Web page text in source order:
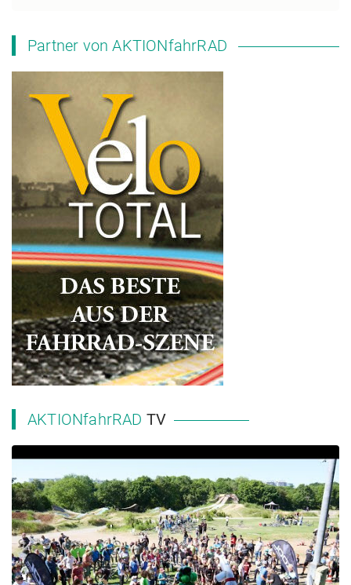
Partner von AKTIONfahrRAD
AKTIONfahrRAD TV
2023 NRW Landesschulmeisterschaft MTB